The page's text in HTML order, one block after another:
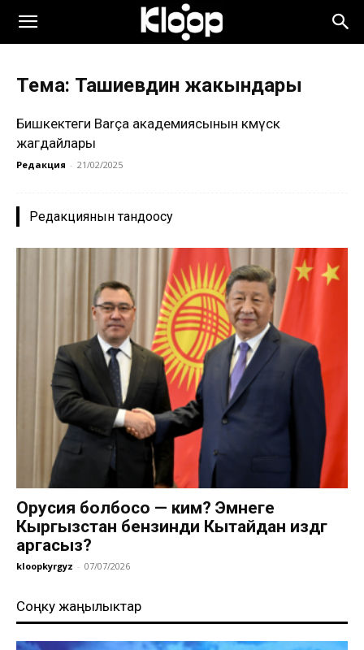
Тема: Ташиевдин жакындары
Бишкектеги Barça академиясынын көмүскө
жагдайлары
Редакция - 21/02/2025
Редакциянын тандоосу
Орусия болбосо — ким? Эмнеге
Кыргызстан бензинди Кытайдан издөөгө
аргасыз?
kloopkyrgyz - 07/07/2026
Соңку жаңылыктар